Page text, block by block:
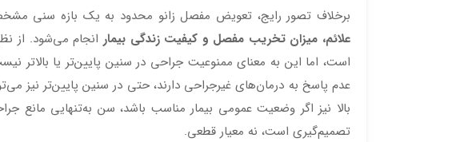
برخلاف تصور رایج، تعویض مفصل زانو محدود به یک بازه سنی
علائم، میزان تخریب مفصل و کیفیت زندگی بیمار
است، اما این به معنای ممنوعیت جراحی در سنین پایین‌تر یا بالا‌تر
عدم پاسخ به درمان‌های غیرجراحی دارند، حتی در سنین پایین‌تر نیز
بالا نیز اگر وضعیت عمومی بیمار مناسب باشد، سن به‌تنهایی
تصمیم‌گیری است، نه معیار قطعی.